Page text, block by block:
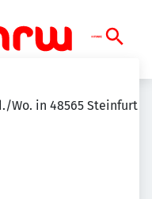
Wo. in 48565 Steinfurt